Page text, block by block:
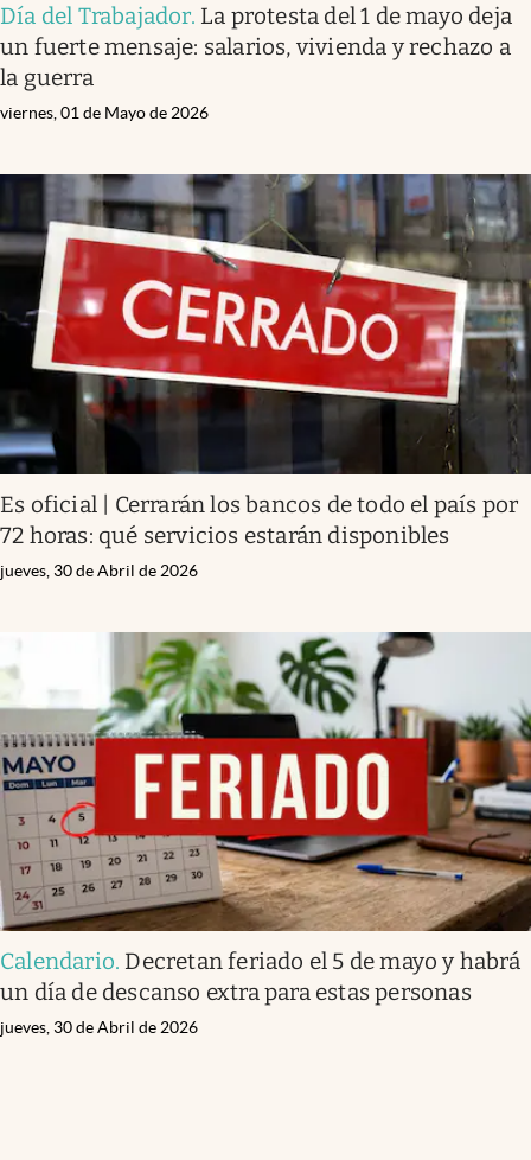
Día del Trabajador. La protesta del 1 de mayo deja
un fuerte mensaje: salarios, vivienda y rechazo a
la guerra
viernes, 01 de Mayo de 2026
Es oficial | Cerrarán los bancos de todo el país por
72 horas: qué servicios estarán disponibles
jueves, 30 de Abril de 2026
Calendario. Decretan feriado el 5 de mayo y habrá
un día de descanso extra para estas personas
jueves, 30 de Abril de 2026